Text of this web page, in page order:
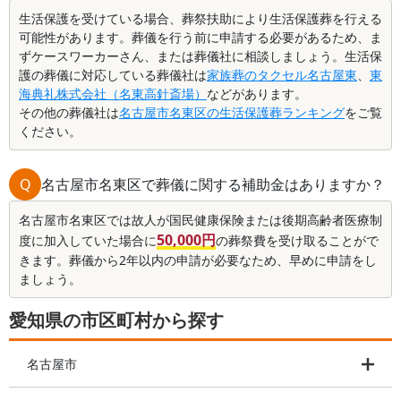
生活保護を受けている場合、葬祭扶助により生活保護葬を行える
可能性があります。葬儀を行う前に申請する必要があるため、ま
ずケースワーカーさん、または葬儀社に相談しましょう。生活保
護の葬儀に対応している葬儀社は家族葬のタクセル名古屋東、 東
海典礼株式会社（名東高針斎場） などがあります。
その他の葬儀社は名古屋市名東区の生活保護葬ランキングをご覧
ください。
Q 名古屋市名東区で葬儀に関する補助金はありますか？
名古屋市名東区では故人が国民健康保険または後期高齢者医療制
度に加入していた場合に50,000円の葬祭費を受け取ることがで
きます。葬儀から2年以内の申請が必要なため、早めに申請をし
ましょう。
愛知県の市区町村から探す
名古屋市